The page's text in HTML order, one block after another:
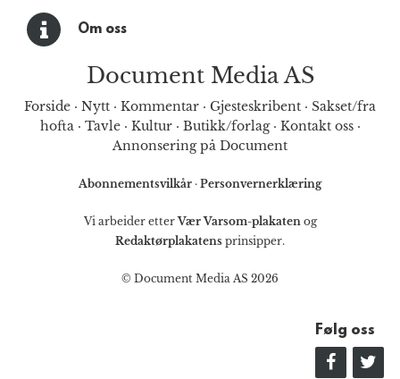
Om oss
Document Media AS
Forside · Nytt · Kommentar · Gjesteskribent · Sakset/fra
hofta· Tavle· Kultur· Butikk/forlag· Kontakt oss·
Annonsering på Document
Abonnementsvilkår · Personvernerklæring
Vi arbeider etterVær Varsom-plakaten og
Redaktørplakatens prinsipper.
© Document Media AS 2026
Følg oss